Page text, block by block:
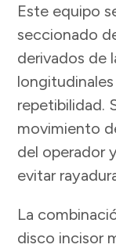
Este equipo
seccionado
derivados de
repetibilidad.
movimiento
del operador
evitar
La
disco incisor